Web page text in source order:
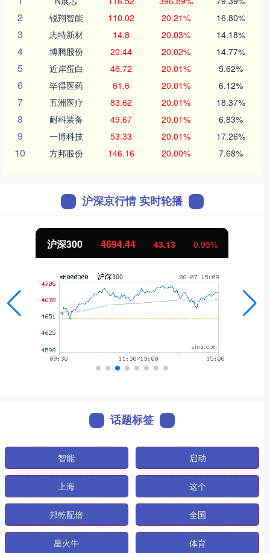
2 锐翔智能 110.02 20.21% 16.80%
3 志特新材 14.8 20.03% 14.18%
4 博腾股份 20.44 20.02% 14.77%
5 近岸蛋白 46.72 20.01% 5.62%
6 毕得医药 61.6 20.01% 6.12%
7 五洲医疗 83.62 20.01% 18.37%
8 耐科装备 49.67 20.01% 6.83%
9 一博科技 53.33 20.01% 17.26%
10 方邦股份 146.16 20.00% 7.68%
沪深京行情 实时轮播
沪深300 4694.44 43.13 0.93%
话题标签
智能 启动
上海 这个
邦乾配倍 全国
星火牛 体育